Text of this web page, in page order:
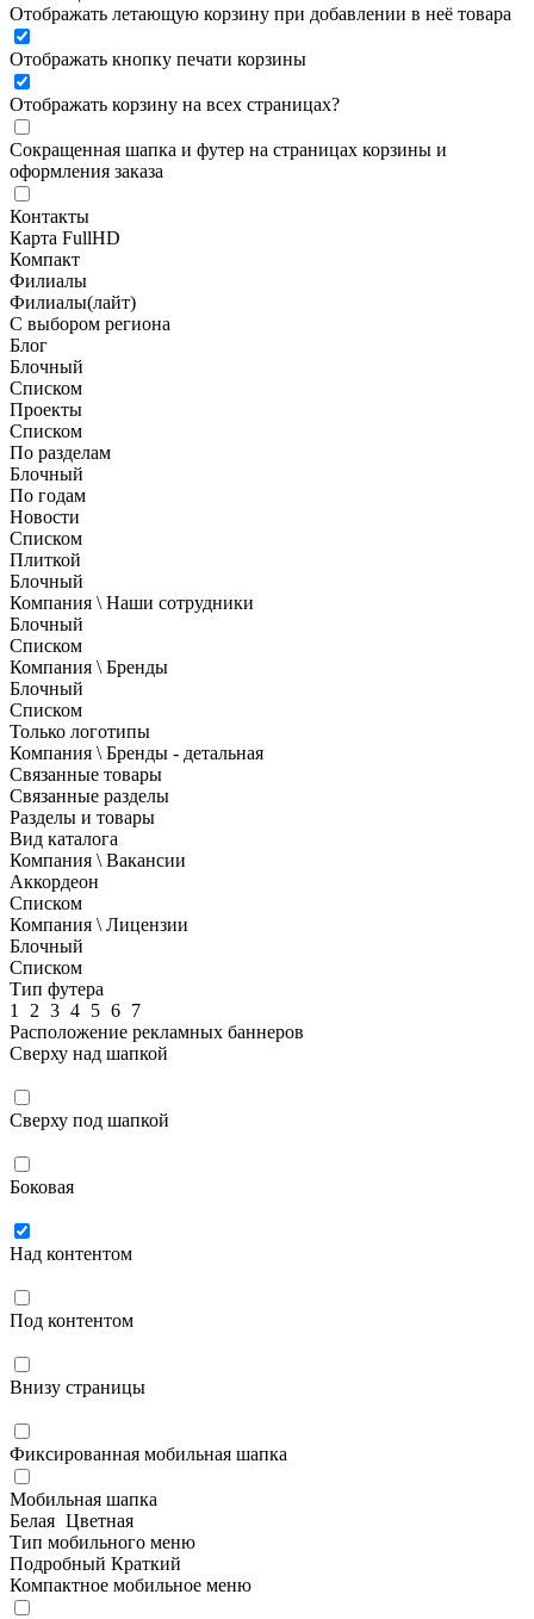
Отображать летающую корзину при добавлении в неё товара
Отображать кнопку печати корзины
Отображать корзину на всех страницах?
Сокращенная шапка и футер на страницах корзины и
оформления заказа
Контакты
Карта FullHD
Компакт
Филиалы
Филиалы(лайт)
С выбором региона
Блог
Блочный
Списком
Проекты
Списком
По разделам
Блочный
По годам
Новости
Списком
Плиткой
Блочный
Компания \ Наши сотрудники
Блочный
Списком
Компания \ Бренды
Блочный
Списком
Только логотипы
Компания \ Бренды - детальная
Связанные товары
Связанные разделы
Разделы и товары
Вид каталога
Компания \ Вакансии
Аккордеон
Списком
Компания \ Лицензии
Блочный
Списком
Тип футера
1
2 3 4 5 6 7
Расположение рекламных баннеров
Сверху над шапкой
Сверху под шапкой
Боковая
Над контентом
Под контентом
Внизу страницы
Фиксированная мобильная шапка
Мобильная шапка
Белая Цветная
Тип мобильного меню
Подробный Краткий
Компактное мобильное меню